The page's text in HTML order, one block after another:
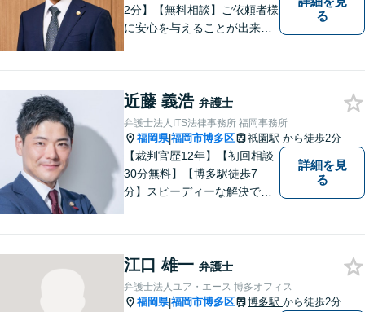
2分】【無料相談】ご依頼者様
に安心を与えることが出来る
いただくために、これからも
研鑽を積んでいきたいと考え
ております。
る
近藤 義浩 弁護士
弁護士法人ITS法律事務所 福岡事務所
福岡県|福岡市博多区 祇園駅 から徒歩2分
【裁判官歴12年】【初回相談
30分無料】【博多駅徒歩7
分】スピーディーな解決で
「明日に向かって進む力」を
サポートします。
詳細を見
る
江口 雄一 弁護士
弁護士法人ユア・エース 博多オフィス
福岡県|福岡市博多区 博多駅 から徒歩2分